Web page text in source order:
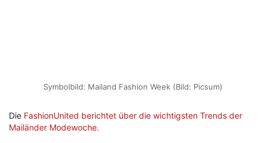
Symbolbild: Mailand Fashion Week (Bild: Picsum)
Die FashionUnited berichtet über die wichtigsten Trends der
Mailänder Modewoche.